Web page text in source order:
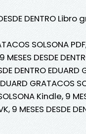
DENTRO
SOLSONA
DESDE
DENTRO EDUARD
GRATACOS
Kindle, 9
9 MESES DESDE